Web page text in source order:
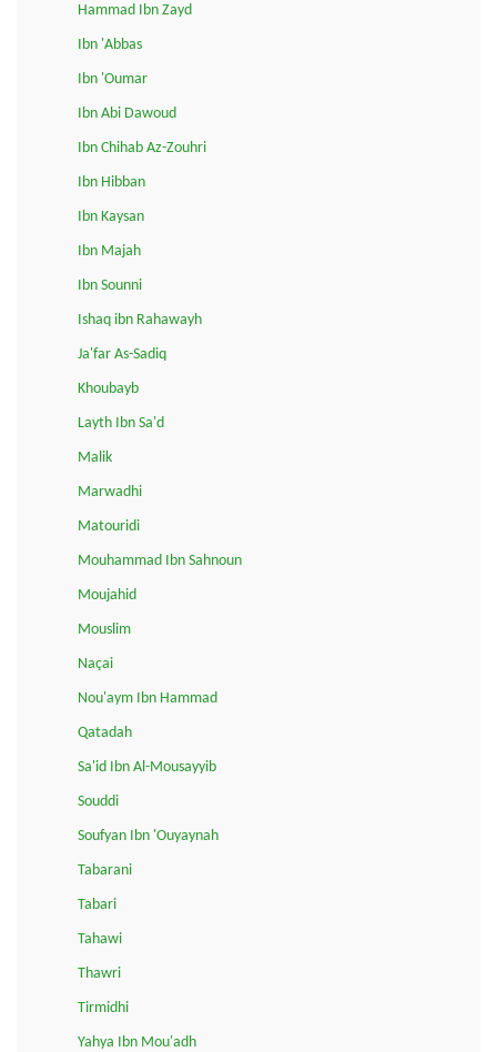
Hammad Ibn Zayd
Ibn 'Abbas
Ibn 'Oumar
Ibn Abi Dawoud
Ibn Chihab Az-Zouhri
Ibn Hibban
Ibn Kaysan
Ibn Majah
Ibn Sounni
Ishaq ibn Rahawayh
Ja'far As-Sadiq
Khoubayb
Layth Ibn Sa'd
Malik
Marwadhi
Matouridi
Mouhammad Ibn Sahnoun
Moujahid
Mouslim
Naçai
Nou'aym Ibn Hammad
Qatadah
Sa'id Ibn Al-Mousayyib
Souddi
Soufyan Ibn 'Ouyaynah
Tabarani
Tabari
Tahawi
Thawri
Tirmidhi
Yahya Ibn Mou'adh